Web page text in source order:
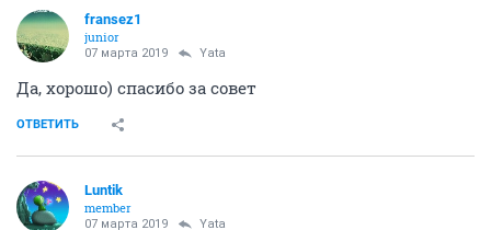
fransez1
junior
07 марта 2019 Yata
Да, хорошо) спасибо за совет
ОТВЕТИТЬ
Luntik
member
07 марта 2019 Yata